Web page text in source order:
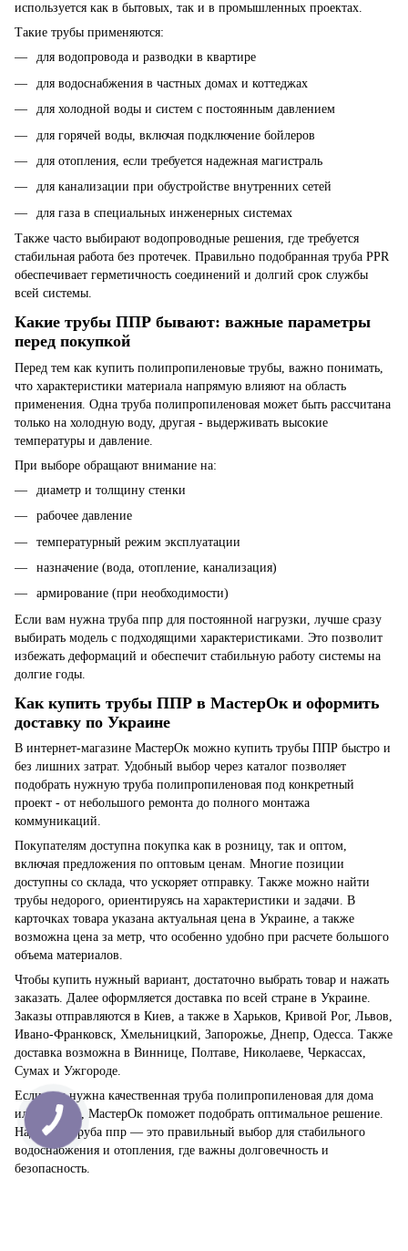
используется как в бытовых, так и в промышленных проектах.
Такие трубы применяются:
для водопровода и разводки в квартире
для водоснабжения в частных домах и коттеджах
для холодной воды и систем с постоянным давлением
для горячей воды, включая подключение бойлеров
для отопления, если требуется надежная магистраль
для канализации при обустройстве внутренних сетей
для газа в специальных инженерных системах
Также часто выбирают водопроводные решения, где требуется
стабильная работа без протечек. Правильно подобранная труба PPR
обеспечивает герметичность соединений и долгий срок службы
всей системы.
Какие трубы ППР бывают: важные параметры
перед покупкой
Перед тем как купить полипропиленовые трубы, важно понимать,
что характеристики материала напрямую влияют на область
применения. Одна труба полипропиленовая может быть рассчитана
только на холодную воду, другая - выдерживать высокие
температуры и давление.
При выборе обращают внимание на:
диаметр и толщину стенки
рабочее давление
температурный режим эксплуатации
назначение (вода, отопление, канализация)
армирование (при необходимости)
Если вам нужна труба ппр для постоянной нагрузки, лучше сразу
выбирать модель с подходящими характеристиками. Это позволит
избежать деформаций и обеспечит стабильную работу системы на
долгие годы.
Как купить трубы ППР в МастерОк и оформить
доставку по Украине
В интернет-магазине МастерОк можно купить трубы ППР быстро и
без лишних затрат. Удобный выбор через каталог позволяет
подобрать нужную труба полипропиленовая под конкретный
проект - от небольшого ремонта до полного монтажа
коммуникаций.
Покупателям доступна покупка как в розницу, так и оптом,
включая предложения по оптовым ценам. Многие позиции
доступны со склада, что ускоряет отправку. Также можно найти
трубы недорого, ориентируясь на характеристики и задачи. В
карточках товара указана актуальная цена в Украине, а также
возможна цена за метр, что особенно удобно при расчете большого
объема материалов.
Чтобы купить нужный вариант, достаточно выбрать товар и нажать
заказать. Далее оформляется доставка по всей стране в Украине.
Заказы отправляются в Киев, а также в Харьков, Кривой Рог, Львов,
Ивано-Франковск, Хмельницкий, Запорожье, Днепр, Одесса. Также
доставка возможна в Виннице, Полтаве, Николаеве, Черкассах,
Сумах и Ужгороде.
Если вам нужна качественная труба полипропиленовая для дома
или объекта, МастерОк поможет подобрать оптимальное решение.
Надежная труба ппр — это правильный выбор для стабильного
водоснабжения и отопления, где важны долговечность и
безопасность.